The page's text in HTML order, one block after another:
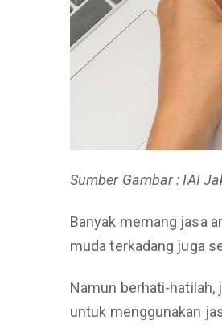
Sumber Gambar : IAI
Banyak memang jasa
muda terkadang juga
Namun berhati-hatilah,
untuk menggunakan